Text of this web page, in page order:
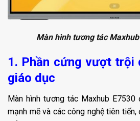
Màn hình tương tác
1. Phần cứng vượt trội
giáo dục
Màn hình tương tác Maxhub
mạnh mẽ và các công nghệ tiên